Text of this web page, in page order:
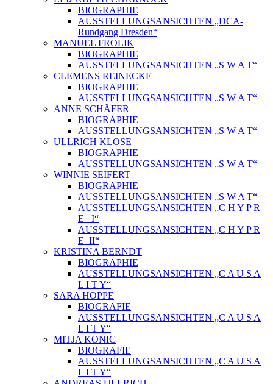
BIOGRAPHIE
AUSSTELLUNGSANSICHTEN „DCA-
Rundgang Dresden“
MANUEL FROLIK
BIOGRAPHIE
AUSSTELLUNGSANSICHTEN „S W A T“
CLEMENS REINECKE
BIOGRAPHIE
AUSSTELLUNGSANSICHTEN „S W A T“
ANNE SCHÄFER
BIOGRAPHIE
AUSSTELLUNGSANSICHTEN „S W A T“
ULLRICH KLOSE
BIOGRAPHIE
AUSSTELLUNGSANSICHTEN „S W A T“
WINNIE SEIFERT
BIOGRAPHIE
AUSSTELLUNGSANSICHTEN „S W A T“
AUSSTELLUNGSANSICHTEN „C H Y P R
E_ I“
AUSSTELLUNGSANSICHTEN „C H Y P R
E_II“
KRISTINA BERNDT
BIOGRAPHIE
AUSSTELLUNGSANSICHTEN „C A U S A
L I T Y“
SARA HOPPE
BIOGRAFIE
AUSSTELLUNGSANSICHTEN „C A U S A
L I T Y“
MITJA KONIC
BIOGRAFIE
AUSSTELLUNGSANSICHTEN „C A U S A
L I T Y“